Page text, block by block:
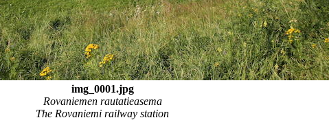
img_0001.jpg
Rovaniemen rautatieasema
The Rovaniemi railway station